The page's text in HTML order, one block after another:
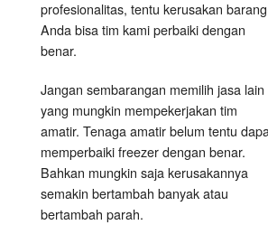
profesionalitas, tentu kerusakan barang
Anda bisa tim kami perbaiki dengan
benar.
Jangan sembarangan memilih jasa lain
yang mungkin mempekerjakan tim
amatir. Tenaga amatir belum tentu
memperbaiki freezer dengan benar.
Bahkan mungkin saja kerusakannya
semakin bertambah banyak atau
bertambah parah.